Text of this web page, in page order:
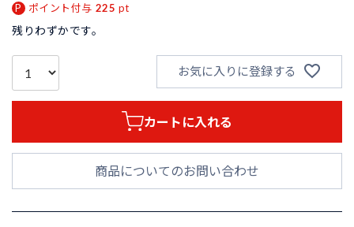
ポイント付与 225 pt
残りわずかです。
お気に入りに登録する
カートに入れる
商品についてのお問い合わせ